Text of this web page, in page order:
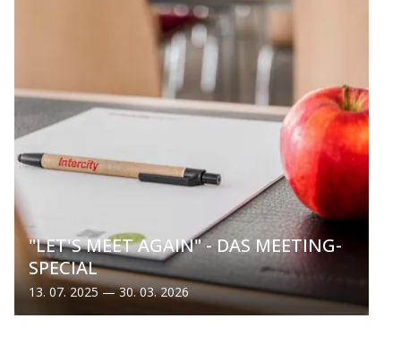
"LET'S MEET AGAIN" - DAS MEETING-
SPECIAL
13. 07. 2025 — 30. 03. 2026